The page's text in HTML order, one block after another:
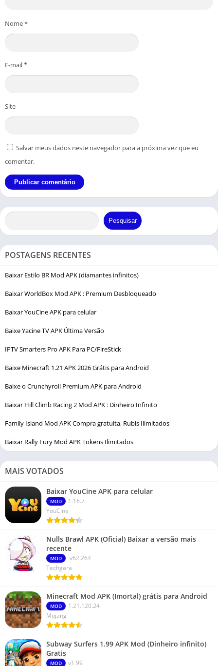
Nome*
E-mail*
Site
Salvar meus dados neste navegador para a próxima vez que eu
comentar.
Pesquisar
POSTAGENS RECENTES
Baixar Estilo BR Mod APK (diamantes infinitos)
Baixar WorldBox Mod APK : Premium Desbloqueado
Baixar YouCine APK para celular
Baixe Yacine TV APK Última Versão
IPTV Smarters Pro APK Para PC/FireStick
Baixe Minecraft 1.21 APK 2026 Grátis para Android
Baixe o Crunchyroll Premium APK para Android
Baixar Hill Climb Racing 2 Mod APK : Dinheiro Infinito
Family Island Mod APK Compra gratuita, Rubis Ilimitados
Baixar Rally Fury Mod APK Tokens Ilimitados
MAIS VOTADOS
Baixar YouCine APK para celular
MOD
1.16.7
YouCine
Nulls Brawl APK (Oficial) Baixar a versão mais
recente
MOD
v62.264
Techgara
Minecraft Mod APK (Imortal) grátis para Android
MOD
1.21.120.24
Mojang
Subway Surfers 1.99 APK Mod (Dinheiro infinito)
Gratis
MOD v1.99